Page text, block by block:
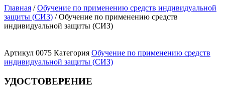
Главная /Обучение по применению средств индивидуальной
защиты (СИЗ) / Обучение по применению средств
индивидуальной защиты (СИЗ)
Артикул 0075 Категория Обучение по применению средств
индивидуальной защиты (СИЗ)
УДОСТОВЕРЕНИЕ